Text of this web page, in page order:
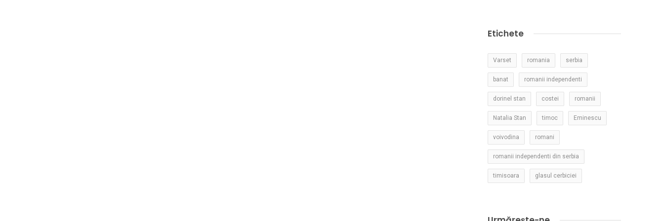
Etichete
Varset romania serbia
banat romanii independenti
dorinel stan costei romanii
Natalia Stan timoc Eminescu
voivodina romani
romanii independenti din serbia
timisoara glasul cerbiciei